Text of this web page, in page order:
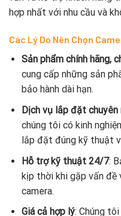
hợp nhất với nhu cầu và
Các Lý Do Nên Chọn
Sản phẩm chính hãng,
cung cấp những sản
bảo hành dài hạn.
Dịch vụ lắp đặt chuyên
chúng tôi có kinh
lắp đặt đúng kỹ thuật
Hỗ trợ kỹ thuật 24/7:
kịp thời khi gặp vấn đề
camera.
Giá cả hợp lý: Chúng